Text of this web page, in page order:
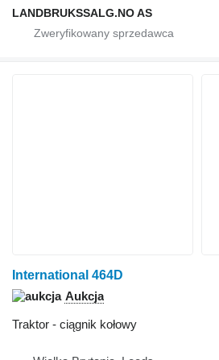
LANDBRUKSSALG.NO AS
International 464D
Aukcja
Traktor - ciągnik kołowy